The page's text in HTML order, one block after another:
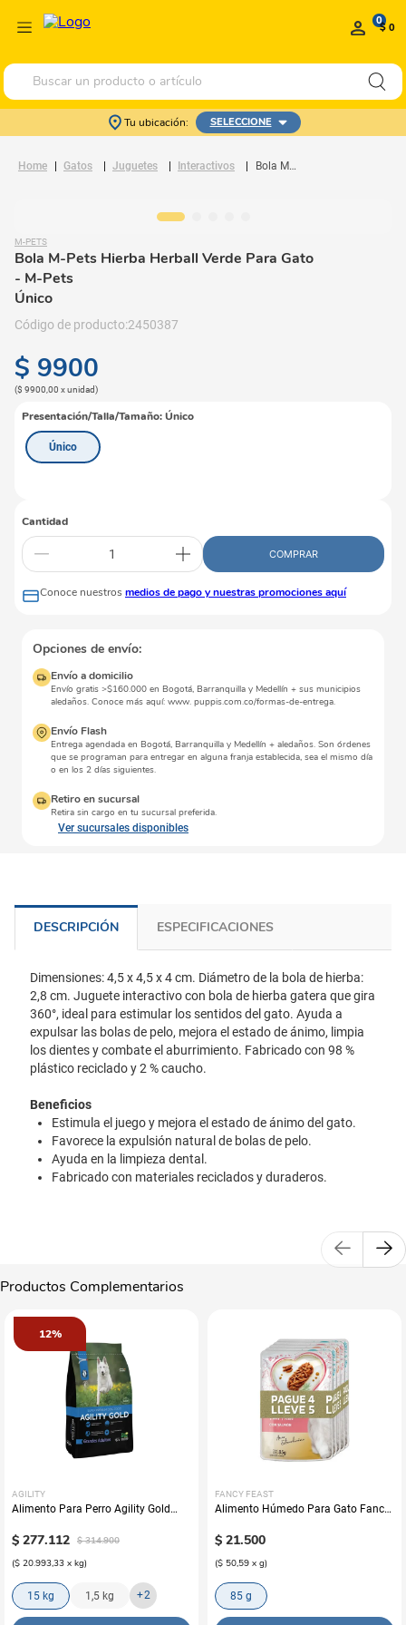
0$ 0
Buscar un producto o artículo
Tu ubicación: SELECCIONE
Gatos Juguetes Interactivos Bola M-Pets Hierba Herball Verde Para Gato
M-PETS
Bola M-Pets Hierba Herball Verde Para Gato
- M-Pets
Único
2450387
$ 9900
($ 9900,00 xunidad)
Presentación/Talla/Tamaño:Único
Único
Cantidad
COMPRAR
Conoce nuestros medios de pago y nuestras promociones aquí
Opciones de envío:
Envío a domicilio
Envío gratis >$160.000 en Bogotá, Barranquilla y Medellín + sus municipios
aledaños. Conoce más aquí: www. puppis.com.co/formas-de-entrega.
Envío Flash
Entrega agendada en Bogotá, Barranquilla y Medellín + aledaños. Son órdenes
que se programan para entregar en alguna franja establecida, sea el mismo día
o en los 2 días siguientes.
Retiro en sucursal
Retira sin cargo en tu sucursal preferida.
Ver sucursales disponibles
DESCRIPCIÓN ESPECIFICACIONES
Dimensiones: 4,5 x 4,5 x 4 cm. Diámetro de la bola de hierba:
2,8 cm. Juguete interactivo con bola de hierba gatera que gira
360°, ideal para estimular los sentidos del gato. Ayuda a
expulsar las bolas de pelo, mejora el estado de ánimo, limpia
los dientes y combate el aburrimiento. Fabricado con 98 %
plástico reciclado y 2 % caucho.
Beneficios
Estimula el juego y mejora el estado de ánimo del gato.
Favorece la expulsión natural de bolas de pelo.
Ayuda en la limpieza dental.
Fabricado con materiales reciclados y duraderos.
Productos Complementarios
12%
AGILITY
Alimento Para Perro Agility Gold
$ 277.112 $ 314.900
($ 20.993,33 x kg)
15 kg 1,5 kg +2
FANCY FEAST
Alimento Húmedo Para Gato Fancy
Lleve 5
$ 21.500
($ 50,59 x g)
85 g